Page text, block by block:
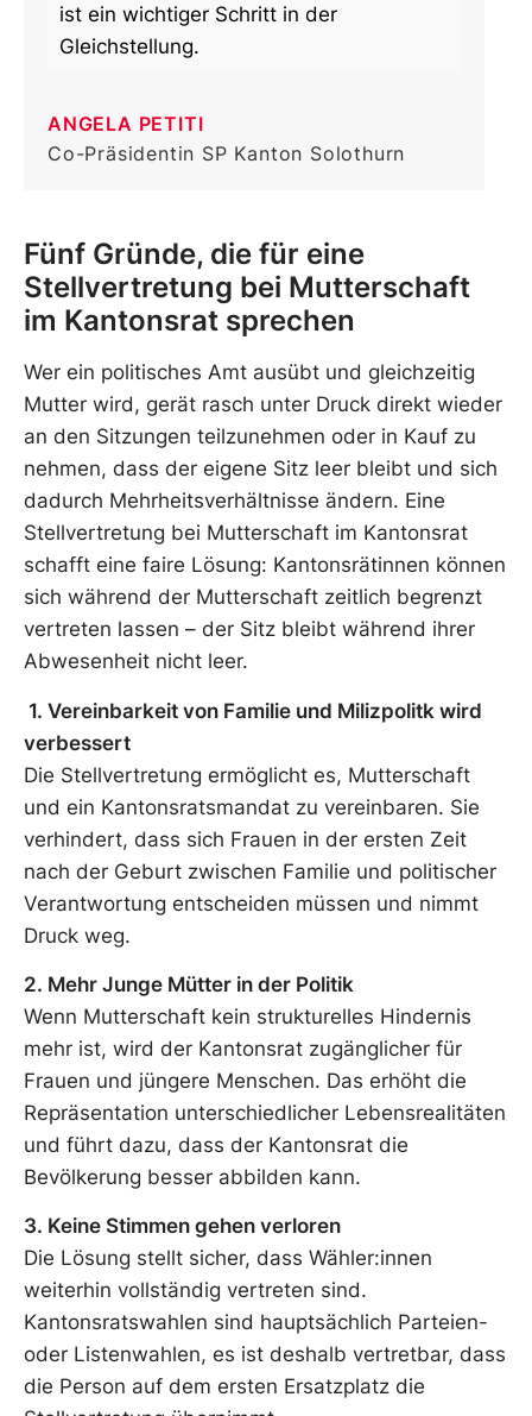
ist ein wichtiger Schritt in der
Gleichstellung.
ANGELA PETITI
Co-Präsidentin SP Kanton Solothurn
Fünf Gründe, die für eine
Stellvertretung bei Mutterschaft
im Kantonsrat sprechen
Wer ein politisches Amt ausübt und gleichzeitig
Mutter wird, gerät rasch unter Druck direkt wieder
an den Sitzungen teilzunehmen oder in Kauf zu
nehmen, dass der eigene Sitz leer bleibt und sich
dadurch Mehrheitsverhältnisse ändern. Eine
Stellvertretung bei Mutterschaft im Kantonsrat
schafft eine faire Lösung: Kantonsrätinnen können
sich während der Mutterschaft zeitlich begrenzt
vertreten lassen – der Sitz bleibt während ihrer
Abwesenheit nicht leer.
1. Vereinbarkeit von Familie und Milizpolitk wird
verbessert
Die Stellvertretung ermöglicht es, Mutterschaft
und ein Kantonsratsmandat zu vereinbaren. Sie
verhindert, dass sich Frauen in der ersten Zeit
nach der Geburt zwischen Familie und politischer
Verantwortung entscheiden müssen und nimmt
Druck weg.
2. Mehr Junge Mütter in der Politik
Wenn Mutterschaft kein strukturelles Hindernis
mehr ist, wird der Kantonsrat zugänglicher für
Frauen und jüngere Menschen. Das erhöht die
Repräsentation unterschiedlicher Lebensrealitäten
und führt dazu, dass der Kantonsrat die
Bevölkerung besser abbilden kann.
3. Keine Stimmen gehen verloren
Die Lösung stellt sicher, dass Wähler:innen
weiterhin vollständig vertreten sind.
Kantonsratswahlen sind hauptsächlich Parteien-
oder Listenwahlen, es ist deshalb vertretbar, dass
die Person auf dem ersten Ersatzplatz die